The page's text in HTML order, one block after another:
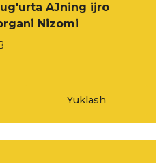
AJning ijro
Nizomi
Yuklash